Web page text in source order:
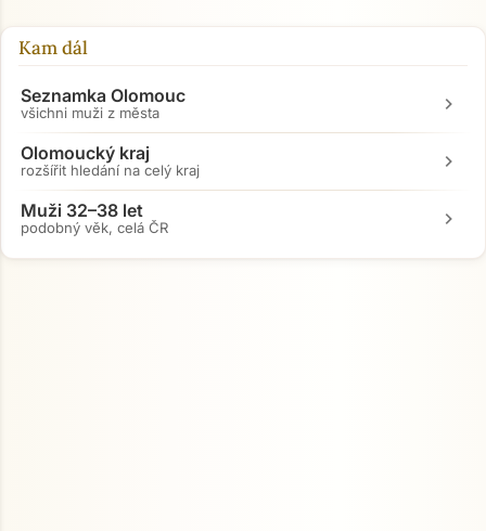
Kam dál
Seznamka Olomouc
všichni muži z města chevron_right
Olomoucký kraj
rozšířit hledání na celý kraj chevron_right
Muži 32–38 let
podobný věk, celá ČR chevron_right